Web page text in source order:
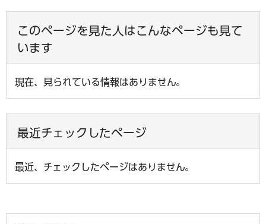
このページを見た人はこんなページも見て
います
現在、見られている情報はありません。
最近チェックしたページ
最近、チェックしたページはありません。